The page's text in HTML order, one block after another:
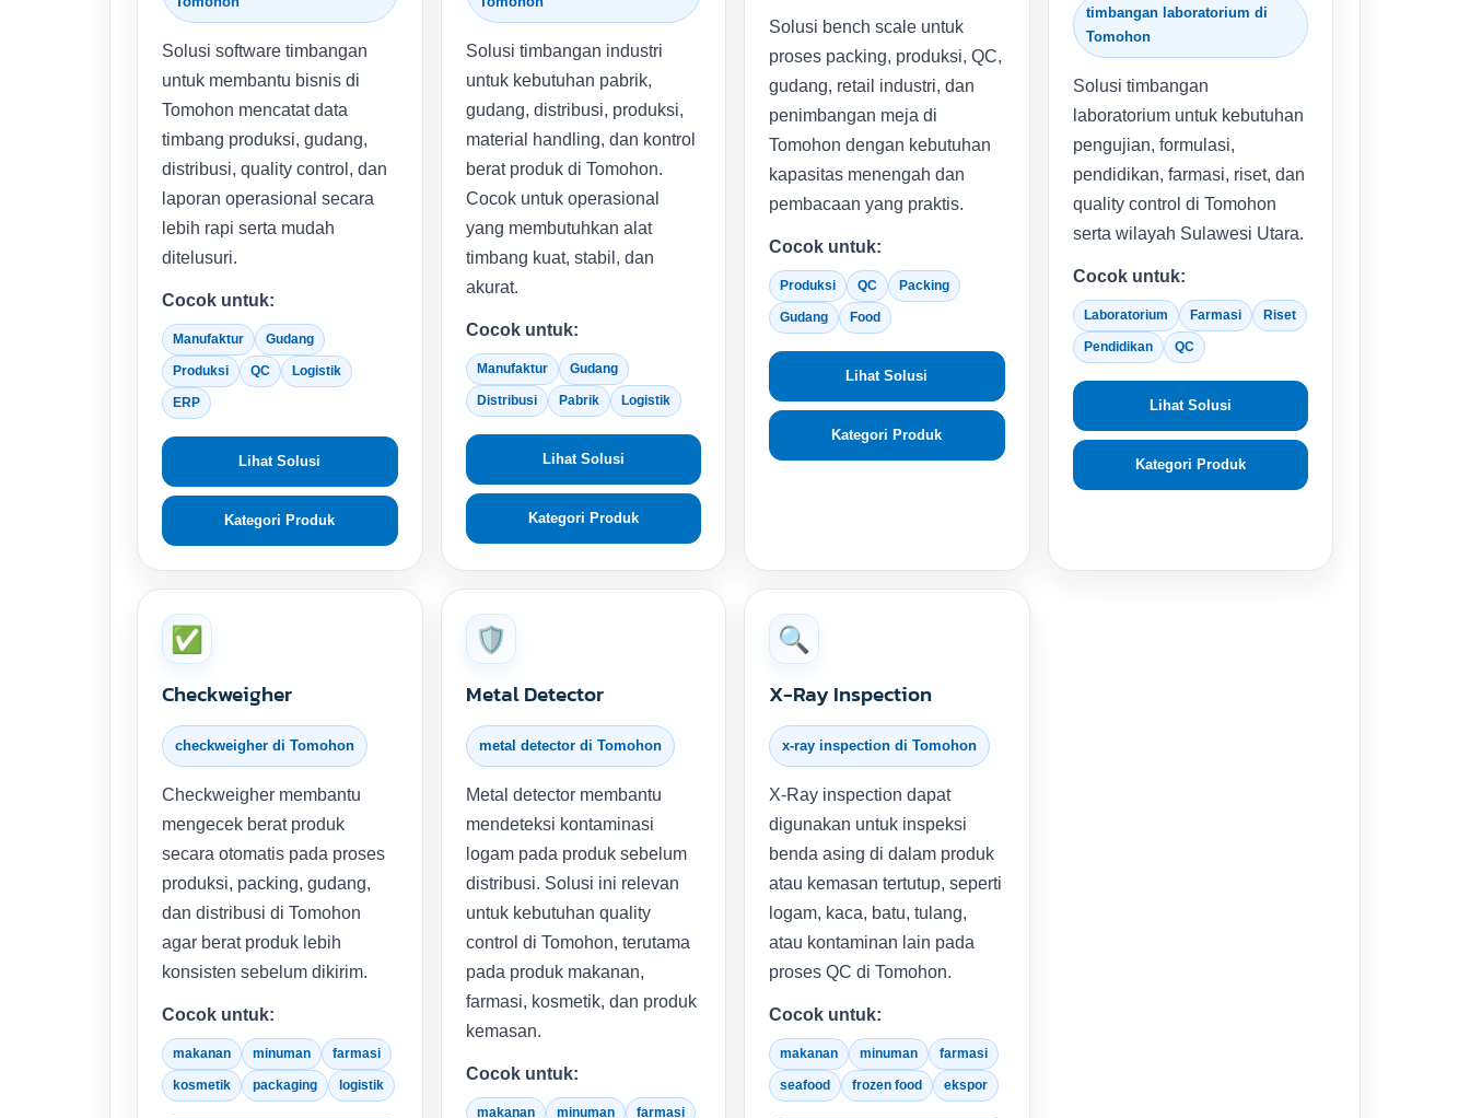
Solusi software timbangan
untuk membantu bisnis di
Tomohon mencatat data
timbang produksi, gudang,
distribusi, quality control, dan
laporan operasional secara
lebih rapi serta mudah
ditelusuri.
Cocok untuk:
Manufaktur Gudang
Produksi QC Logistik
ERP
Lihat Solusi
Kategori Produk
Solusi timbangan industri
untuk kebutuhan pabrik,
gudang, distribusi, produksi,
material handling, dan kontrol
berat produk di Tomohon.
Cocok untuk operasional
yang membutuhkan alat
timbang kuat, stabil, dan
akurat.
Cocok untuk:
Manufaktur Gudang
Distribusi Pabrik Logistik
Lihat Solusi
Kategori Produk
Solusi bench scale untuk
proses packing, produksi, QC,
gudang, retail industri, dan
penimbangan meja di
Tomohon dengan kebutuhan
kapasitas menengah dan
pembacaan yang praktis.
Cocok untuk:
Produksi QC Packing
Gudang Food
Lihat Solusi
Kategori Produk
timbangan laboratorium di
Tomohon
Solusi timbangan
laboratorium untuk kebutuhan
pengujian, formulasi,
pendidikan, farmasi, riset, dan
quality control di Tomohon
serta wilayah Sulawesi Utara.
Cocok untuk:
Laboratorium Farmasi Riset
Pendidikan QC
Lihat Solusi
Kategori Produk
✅
Checkweigher
checkweigher di Tomohon
Checkweigher membantu
mengecek berat produk
secara otomatis pada proses
produksi, packing, gudang,
dan distribusi di Tomohon
agar berat produk lebih
konsisten sebelum dikirim.
Cocok untuk:
makanan minuman farmasi
kosmetik packaging logistik
🛡️
Metal Detector
metal detector di Tomohon
Metal detector membantu
mendeteksi kontaminasi
logam pada produk sebelum
distribusi. Solusi ini relevan
untuk kebutuhan quality
control di Tomohon, terutama
pada produk makanan,
farmasi, kosmetik, dan produk
kemasan.
Cocok untuk:
makanan minuman farmasi
🔍
X-Ray Inspection
x-ray inspection di Tomohon
X-Ray inspection dapat
digunakan untuk inspeksi
benda asing di dalam produk
atau kemasan tertutup, seperti
logam, kaca, batu, tulang,
atau kontaminan lain pada
proses QC di Tomohon.
Cocok untuk:
makanan minuman farmasi
seafood frozen food ekspor